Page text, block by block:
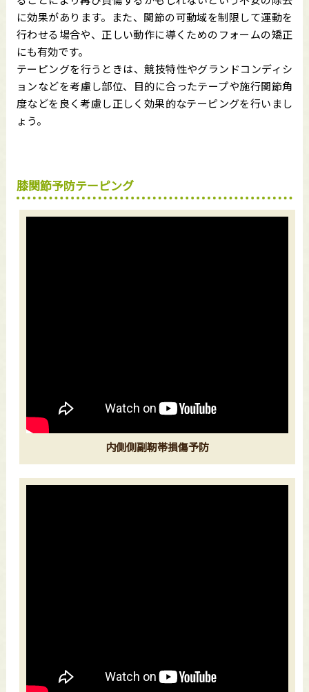
に効果があります。また、関節の可動域を制限して運動を
行わせる場合や、正しい動作に導くためのフォームの矯正
にも有効です。
テーピングを行うときは、競技特性やグランドコンディシ
ョンなどを考慮し部位、目的に合ったテープや施行関節角
度などを良く考慮し正しく効果的なテーピングを行いまし
ょう。
膝関節予防テーピング
内側側副靭帯損傷予防